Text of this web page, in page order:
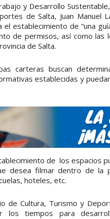
y Desarrollo
de Salta, Juan Manuel
establecimiento de “una
de permisos, así como las
de Salta.
carteras buscan
establecidas y
de los espacios
desea filmar dentro de la
hoteles, etc.
de Cultura, Turismo y
los tiempos para